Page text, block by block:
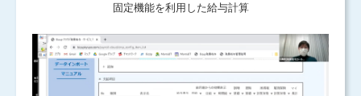
固定機能を利用した給与計算